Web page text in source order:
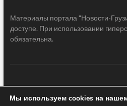
Материалы портала "Новости-
доступе. При использовании
обязательна.
Новости Грузии | Black Sea Press
Мы используем cookies на